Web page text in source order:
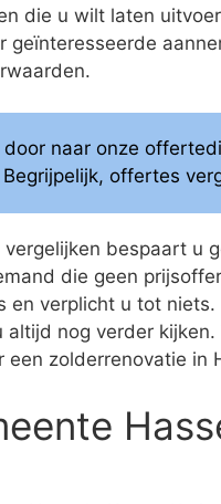
die u wilt laten
geïnteresseerde
naar onze
offertes
vergelijken bespaart u
die geen
en verplicht u tot
altijd nog verder
een zolderrenovatie in